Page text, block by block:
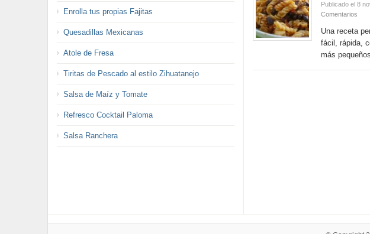
Publicado el 8
Comentarios
Una receta
fácil, rápida,
más
Enrolla tus propias Fajitas
Quesadillas Mexicanas
Atole de Fresa
Tiritas de Pescado al estilo Zihuatanejo
Salsa de Maíz y Tomate
Refresco Cocktail Paloma
Salsa Ranchera